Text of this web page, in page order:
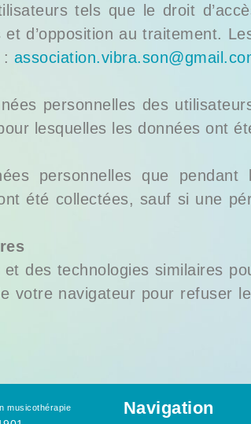
tels que le droit
d’opposition au traitement.
personnelles des
lesquelles les données ont
personnelles que
été collectées, sauf si une
des technologies similaires
votre navigateur pour refuser
musicothérapie Navigation